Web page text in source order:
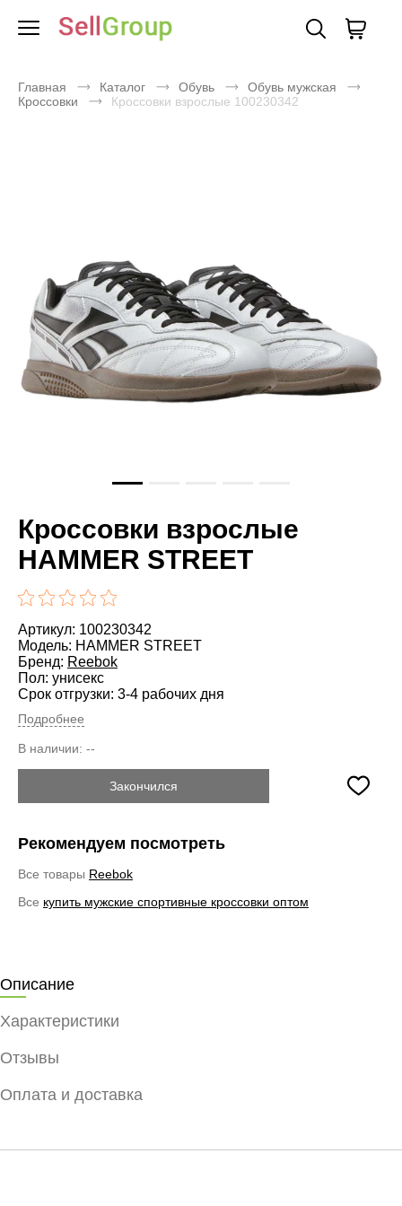
Главная Каталог Обувь
Обувь мужская
Кроссовки
Кроссовки взрослые 100230342
Кроссовки взрослые
HAMMER STREET
Артикул: 100230342
Модель: HAMMER STREET
Бренд: Reebok
Пол: унисекс
Срок отгрузки: 3-4 рабочих дня
Подробнее
В наличии: --
Закончился
Рекомендуем посмотреть
Все товары Reebok
Все купить мужские спортивные кроссовки оптом
Описание
Характеристики
Отзывы
Оплата и доставка